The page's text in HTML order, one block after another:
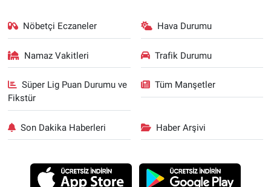
Nöbetçi Eczaneler Hava Durumu
Namaz Vakitleri Trafik Durumu
Süper Lig Puan Durumu ve
Fikstür
Tüm Manşetler
Son Dakika Haberleri Haber Arşivi